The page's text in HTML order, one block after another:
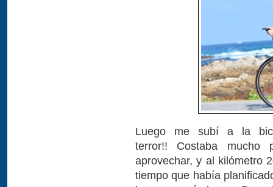
Luego me subí a la
terror!! Costaba mucho
aprovechar, y al kilómetro
tiempo que había